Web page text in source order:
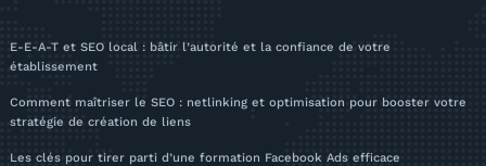
E-E-A-T et SEO local : bâtir l’autorité et la confiance de votre
établissement
Comment maîtriser le SEO : netlinking et optimisation pour booster votre
stratégie de création de liens
Les clés pour tirer parti d’une formation Facebook Ads efficace